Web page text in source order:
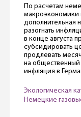
По расчетам
макроэкономики
дополнительная
разогнать
в конце августа
субсидировать
продлевать
на общественный
инфляция в
Экологическая
Немецкие